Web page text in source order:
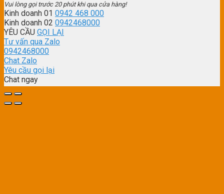
Vui lòng gọi trước 20 phút khi qua cửa hàng!
Kinh doanh 01 0942 468 000
Kinh doanh 02 0942468000
YÊU CẦU GỌI LẠI
Tư vấn qua Zalo
0942468000
Chat Zalo
Yêu cầu gọi lại
Chat ngay